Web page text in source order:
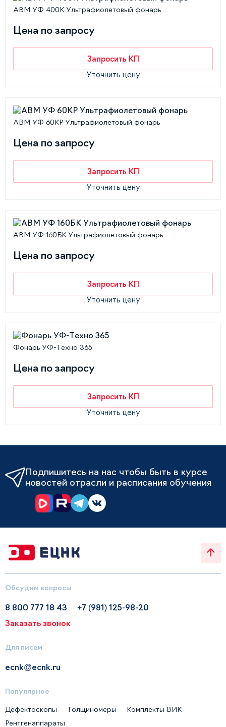
АВМ УФ 400К Ультрафиолетовый фонарь
Цена по запросу
Запросить КП
Уточнить цену
АВМ УФ 60КР Ультрафиолетовый фонарь
Цена по запросу
Запросить КП
Уточнить цену
АВМ УФ 160БК Ультрафиолетовый фонарь
Цена по запросу
Запросить КП
Уточнить цену
Фонарь УФ-Техно 365
Цена по запросу
Запросить КП
Уточнить цену
Подпишитесь на нас чтобы быть в курсе
новостей отрасли и расписания обучения
Обсудим вопросы
8 800 777 18 43
+7 (981) 125-98-20
Заказать звонок
Для писем
ecnk@ecnk.ru
Популярное
Дефектоскопы Толщиномеры
Комплекты ВИК
Рентгенаппараты